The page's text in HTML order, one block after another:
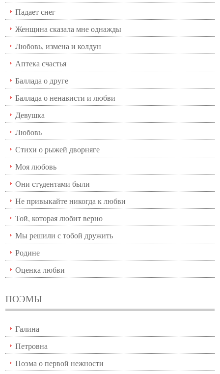
Падает снег
Женщина сказала мне однажды
Любовь, измена и колдун
Аптека счастья
Баллада о друге
Баллада о ненависти и любви
Девушка
Любовь
Стихи о рыжей дворняге
Моя любовь
Они студентами были
Не привыкайте никогда к любви
Той, которая любит верно
Мы решили с тобой дружить
Родине
Оценка любви
ПОЭМЫ
Галина
Петровна
Поэма о первой нежности